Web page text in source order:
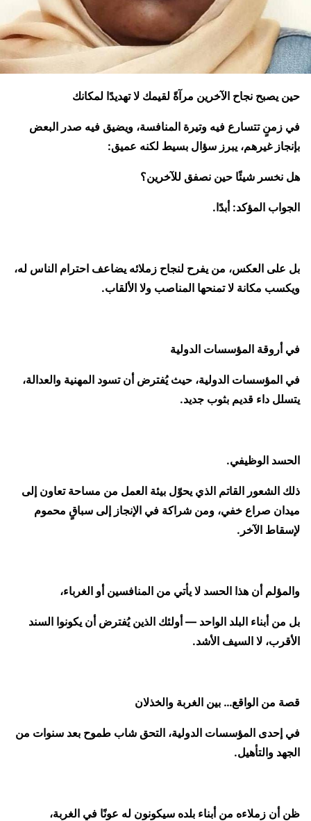
حين يصبح نجاح الآخرين مرآةً لقيمك لا تهديدًا لمكانك
في زمنٍ تتسارع فيه وتيرة المنافسة، ويضيق فيه صدر البعض
بإنجاز غيرهم، يبرز سؤال بسيط لكنه عميق:
هل نخسر شيئًا حين نصفق للآخرين؟
الجواب المؤكد: أبدًا.
بل على العكس، من يفرح لنجاح زملائه يضاعف احترام الناس له،
ويكسب مكانة لا تمنحها المناصب ولا الألقاب.
في أروقة المؤسسات الدولية
في المؤسسات الدولية، حيث يُفترض أن تسود المهنية والعدالة،
يتسلل داء قديم بثوب جديد.
الحسد الوظيفي.
ذلك الشعور القاتم الذي يحوّل بيئة العمل من مساحة تعاون إلى
ميدان صراع خفي، ومن شراكة في الإنجاز إلى سباقٍ محموم
لإسقاط الآخر.
والمؤلم أن هذا الحسد لا يأتي من المنافسين أو الغرباء،
بل من أبناء البلد الواحد — أولئك الذين يُفترض أن يكونوا السند
الأقرب، لا السيف الأشد.
قصة من الواقع… بين الغربة والخذلان
في إحدى المؤسسات الدولية، التحق شاب طموح بعد سنوات من
الجهد والتأهيل.
ظن أن زملاءه من أبناء بلده سيكونون له عونًا في الغربة،